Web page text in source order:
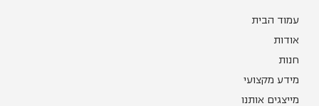
עמוד הבית
אודות
חנות
מידע מקצועי
מייצגים אותנו